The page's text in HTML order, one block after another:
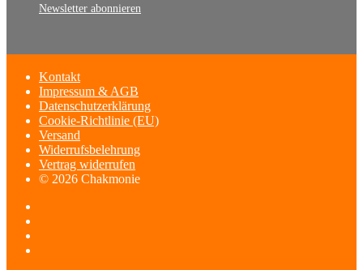
Newsletter abonnieren
Kontakt
Impressum & AGB
Datenschutzerklärung
Cookie-Richtlinie (EU)
Versand
Widerrufsbelehrung
Vertrag widerrufen
© 2026 Chakmonie